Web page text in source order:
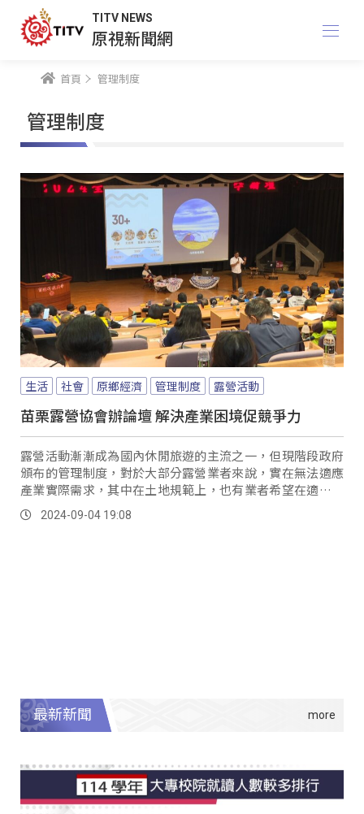
TITV NEWS
原視新聞網
首頁 管理制度
管理制度
生活 社會 原鄉經濟 管理制度 露營活動
苗栗露營協會辦論壇 解決產業困境促競爭力
露營活動漸漸成為國內休閒旅遊的主流之一，但現階段政府
頒布的管理制度，對於大部分露營業者來說，實在無法適應
產業實際需求，其中在土地規範上，也有業者希望在適度使
用上，讓族人可以合理活絡土地。
2024-09-04 19:08
最新新聞